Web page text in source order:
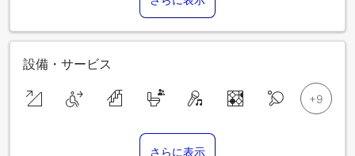
設備・サービス
さらに表示